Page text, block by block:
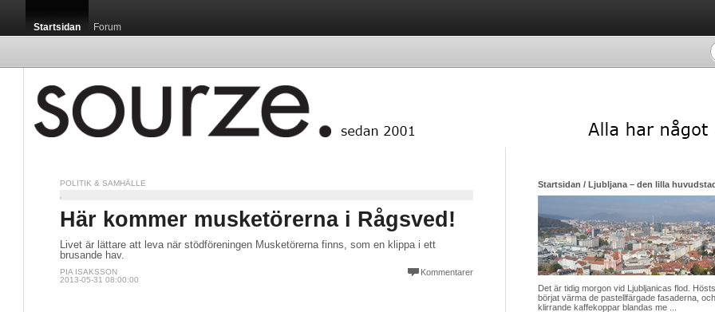
Startsidan Forum
POLITIK & SAMHÄLLE
Här kommer musketörerna i Rågsved!
Livet är lättare att leva när stödföreningen Musketörerna finns, som en klippa i ett
brusande hav.
Kommentarer
PIA ISAKSSON
2013-05-31 08:00:00
Startsidan / Ljubljana – den lilla
Det är tidig morgon vid Ljubljanicas flod.
börjat värma de pastellfärgade fasaderna,
klirrande kaffekoppar blandas me ...